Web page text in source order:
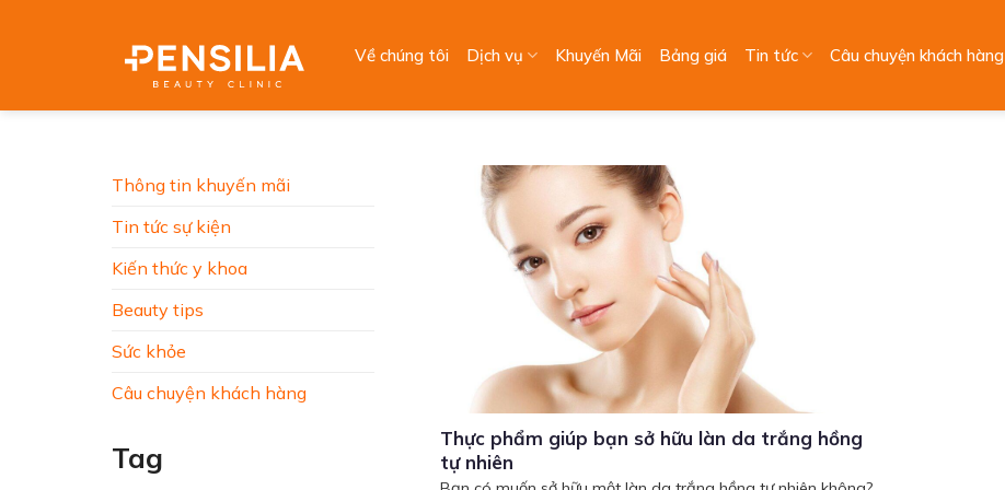
Về chúng tôi Dịch vụ Khuyến Mãi Bảng giá Tin tức Câu chuyện khách hàng
Thông tin khuyến mãi
Tin tức sự kiện
Kiến thức y khoa
Beauty tips
Sức khỏe
Câu chuyện khách hàng
Tag
Thực phẩm giúp bạn sở hữu làn da trắng hồng
tự nhiên